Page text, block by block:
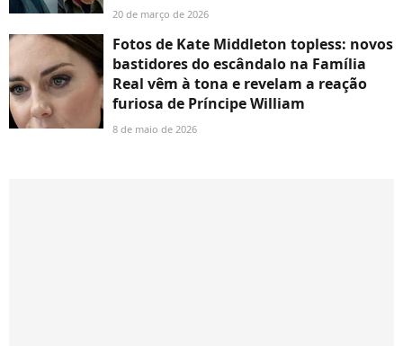
20 de março de 2026
Fotos de Kate Middleton topless: novos
bastidores do escândalo na Família
Real vêm à tona e revelam a reação
furiosa de Príncipe William
8 de maio de 2026